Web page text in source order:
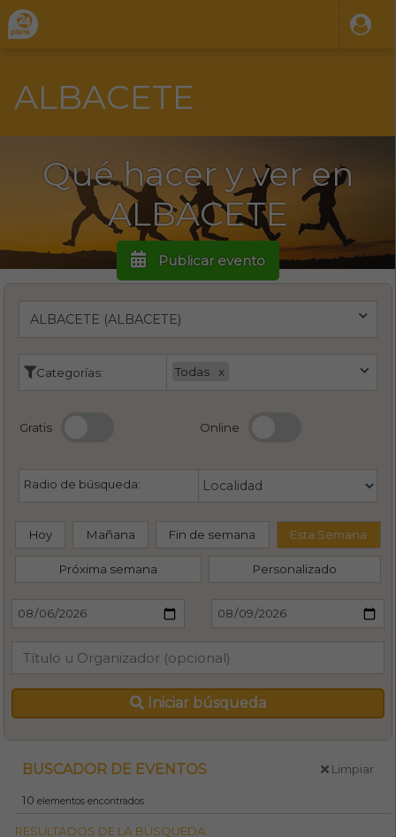
ALBACETE
Qué hacer y ver en
ALBACETE
Publicar evento
Categorías: Todas
Gratis Online
Radio de búsqueda:
Hoy Mañana Fin de semana Esta Semana
Próxima semana Personalizado
Iniciar búsqueda
BUSCADOR DE EVENTOS Limpiar
10elementos encontrados
RESULTADOS DE LA BÚSQUEDA